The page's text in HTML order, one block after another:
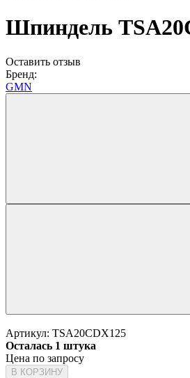
Шпиндель
Оставить отзыв
Бренд:
GMN
Артикул: TSA20CDX125
Осталась 1 штука
Цена по запросу
В КОРЗИНУ